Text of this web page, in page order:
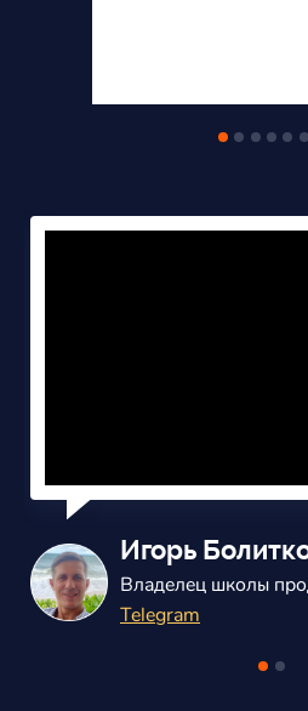
Александр
Владелец
ВКонтакте